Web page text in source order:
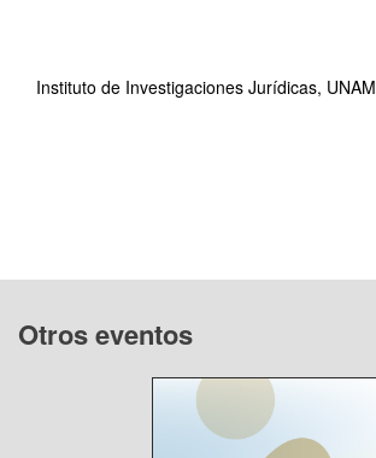
Instituto de Investigaciones Jurídicas, UNAM
Otros eventos